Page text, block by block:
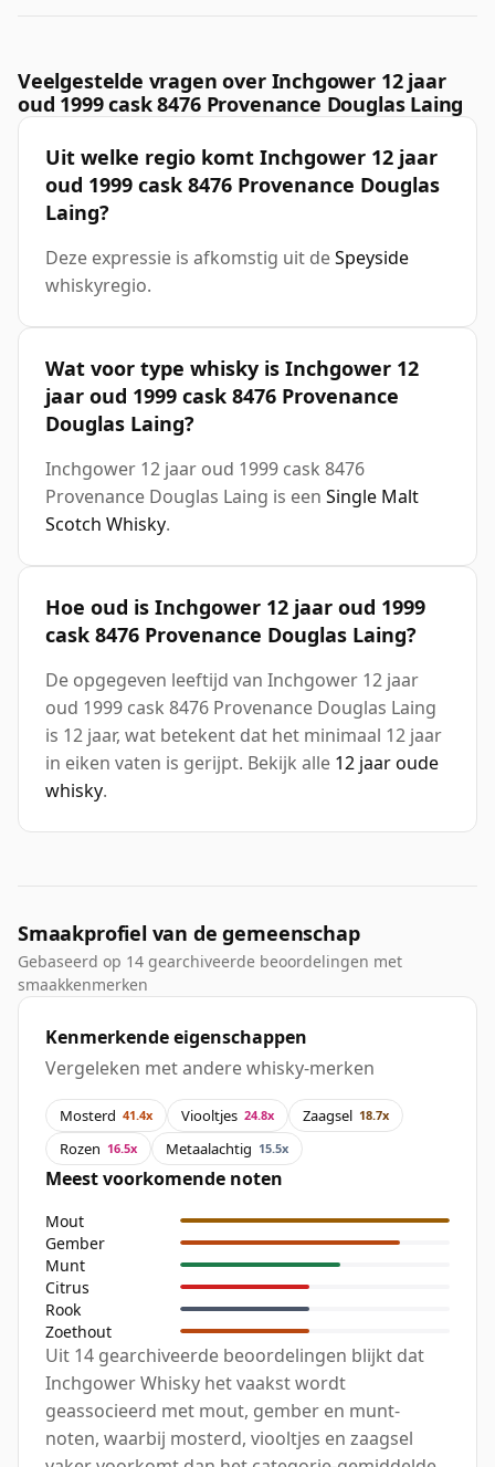
Veelgestelde vragen over Inchgower 12 jaar
oud 1999 cask 8476 Provenance Douglas Laing
Uit welke regio komt Inchgower 12 jaar
oud 1999 cask 8476 Provenance Douglas
Laing?
Deze expressie is afkomstig uit deSpeyside
whiskyregio.
Wat voor type whisky is Inchgower 12
jaar oud 1999 cask 8476 Provenance
Douglas Laing?
Inchgower 12 jaar oud 1999 cask 8476
Provenance Douglas Laing is een Single Malt
Scotch Whisky.
Hoe oud is Inchgower 12 jaar oud 1999
cask 8476 Provenance Douglas Laing?
De opgegeven leeftijd van Inchgower 12 jaar
oud 1999 cask 8476 Provenance Douglas Laing
is 12 jaar, wat betekent dat het minimaal 12 jaar
in eiken vaten is gerijpt. Bekijk alle 12 jaar oude
whisky.
Smaakprofiel van de gemeenschap
Gebaseerd op 14 gearchiveerde beoordelingen met
smaakkenmerken
Kenmerkende eigenschappen
Vergeleken met andere whisky-merken
Mosterd 41.4x Viooltjes 24.8x Zaagsel 18.7x
Rozen 16.5x Metaalachtig 15.5x
Meest voorkomende noten
Mout
Gember
Munt
Citrus
Rook
Zoethout
Uit 14 gearchiveerde beoordelingen blijkt dat
Inchgower Whisky het vaakst wordt
geassocieerd met mout, gember en munt-
noten, waarbij mosterd, viooltjes en zaagsel